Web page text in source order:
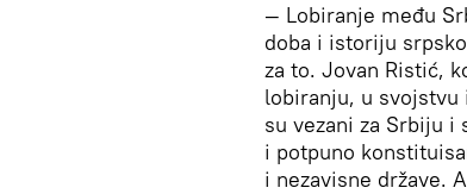
— Lobiranje među
doba i istoriju
za to. Jovan Ristić,
lobiranju, u svojstvu
su vezani za Srbiju i
i potpuno
i nezavisne države.